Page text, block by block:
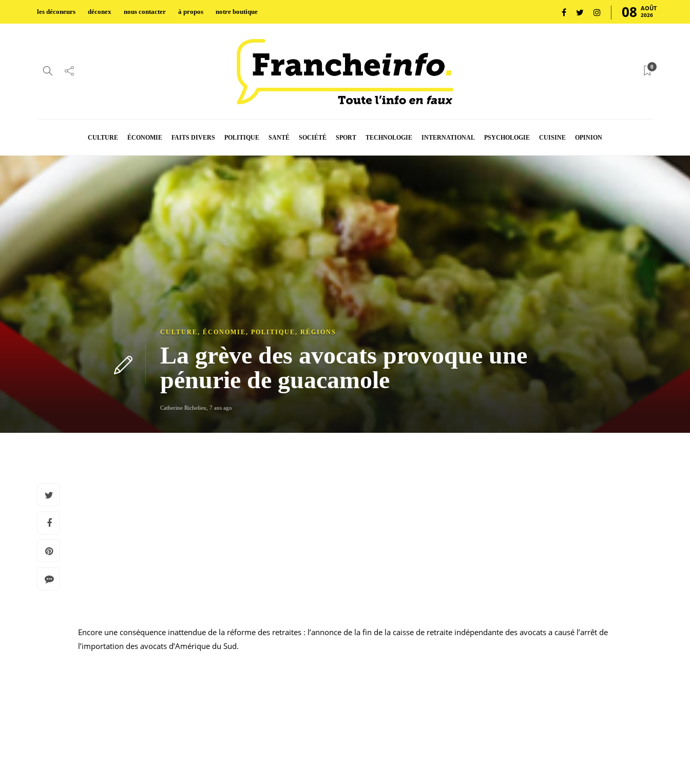
les déconeurs déconex nous contacter à propos notre boutique 08 AOÛT
2026
0
CULTURE ÉCONOMIE FAITS DIVERS POLITIQUE SANTÉ SOCIÉTÉ SPORT TECHNOLOGIE INTERNATIONAL PSYCHOLOGIE CUISINE OPINION
CULTURE, ÉCONOMIE, POLITIQUE, RÉGIONS
La grève des avocats provoque une
pénurie de guacamole
Catherine Richelieu 7 ans ago
Encore une conséquence inattendue de la réforme des retraites : l’annonce de la fin de la caisse de retraite indépendante des avocats a causé l’arrêt de
l’importation des avocats d’Amérique du Sud.